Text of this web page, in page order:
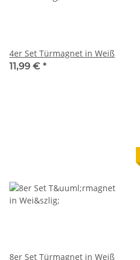
4er Set Türmagnet in Weiß
11,99 € *
8er Set Türmagnet in Weiß